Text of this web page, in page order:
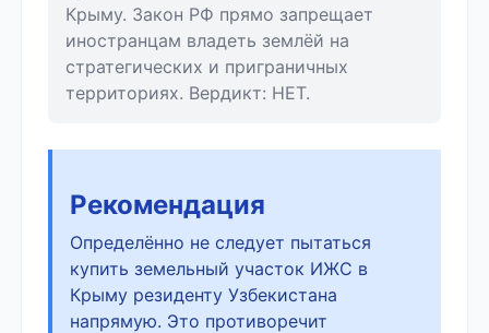
Крыму. Закон РФ прямо запрещает
иностранцам владеть землёй на
стратегических и приграничных
территориях. Вердикт: НЕТ.
Рекомендация
Определённо не следует пытаться
купить земельный участок ИЖС в
Крыму резиденту Узбекистана
напрямую. Это противоречит